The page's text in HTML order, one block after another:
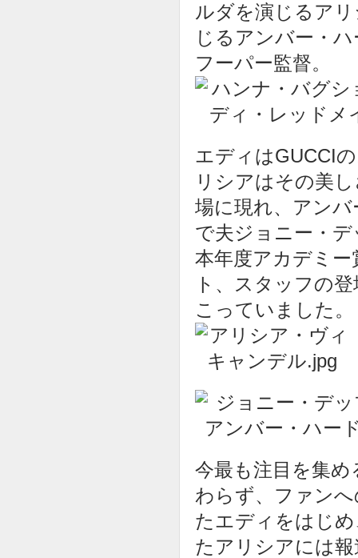
ルダを演じるア
じるアンバー・
フーパー監督。
エディはGUCCI
リシアはその美
場に現れ、アン
で夫ジョニー・
本年度アカデミ
ト、スタッフの
こっていました。
今最も注目を集
わらず、ファン
たエディをはじ
たアリシアには